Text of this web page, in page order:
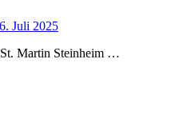
Juli 2025
Martin Steinheim …